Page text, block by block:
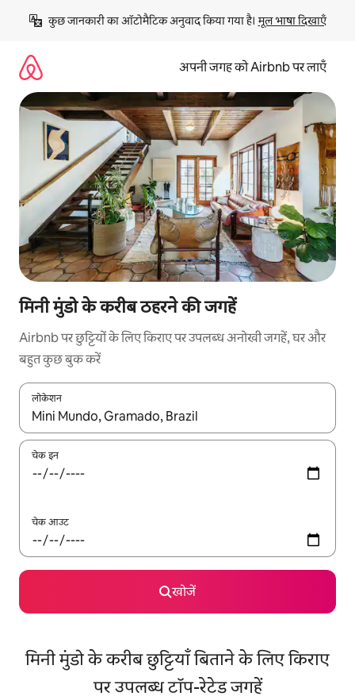
छोड़कर
कॉन्टेंट
कुछ जानकारी का ऑटोमैटिक अनुवाद किया गया है। मूल भाषा दिखाएँ
अपनी जगह को Airbnb पर लाएँ
मिनी मुंडो के करीब ठहरने की जगहें
Airbnb पर छुट्टियों के लिए किराए पर उपलब्ध अनोखी जगहें, घर और
बहुत कुछ बुक करें
लोकेशन
नतीजों के उपलब्ध होने पर, अप और डाउन 'ऐरो की' का इस्तेमाल करके नेविगेट
चेक इन
चेक आउट
खोजें
मिनी मुंडो के करीब छुट्टियाँ बिताने के लिए किराए
पर उपलब्ध टॉप-रेटेड जगहें